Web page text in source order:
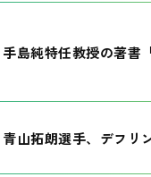
手島純特任教授の著書
青山拓朗選手、デフリ